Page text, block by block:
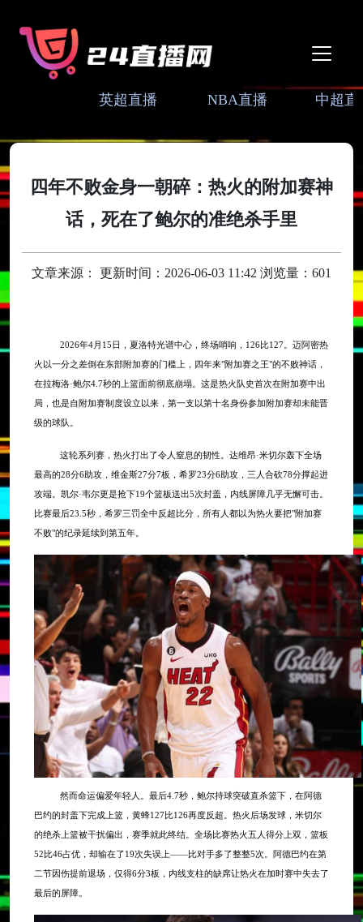
英超直播 NBA直播 中超直
四年不败金身一朝碎：热火的附加赛神
话，死在了鲍尔的准绝杀手里
文章来源： 更新时间：2026-06-03 11:42 浏览量：601
2026年4月15日，夏洛特光谱中心，终场哨响，126比127。迈阿密热
火以一分之差倒在东部附加赛的门槛上，四年来"附加赛之王"的不败神话，
在拉梅洛·鲍尔4.7秒的上篮面前彻底崩塌。这是热火队史首次在附加赛中出
局，也是自附加赛制度设立以来，第一支以第十名身份参加附加赛却未能晋
级的球队。
这轮系列赛，热火打出了令人窒息的韧性。达维昂·米切尔轰下全场
最高的28分6助攻，维金斯27分7板，希罗23分6助攻，三人合砍78分撑起进
攻端。凯尔·韦尔更是抢下19个篮板送出5次封盖，内线屏障几乎无懈可击。
比赛最后23.5秒，希罗三罚全中反超比分，所有人都以为热火要把"附加赛
不败"的纪录延续到第五年。
然而命运偏爱年轻人。最后4.7秒，鲍尔持球突破直杀篮下，在阿德
巴约的封盖下完成上篮，黄蜂127比126再度反超。热火后场发球，米切尔
的绝杀上篮被干扰偏出，赛季就此终结。全场比赛热火五人得分上双，篮板
52比46占优，却输在了19次失误上——比对手多了整整5次。阿德巴约在第
二节因伤提前退场，仅得6分3板，内线支柱的缺席让热火在加时赛中失去了
最后的屏障。